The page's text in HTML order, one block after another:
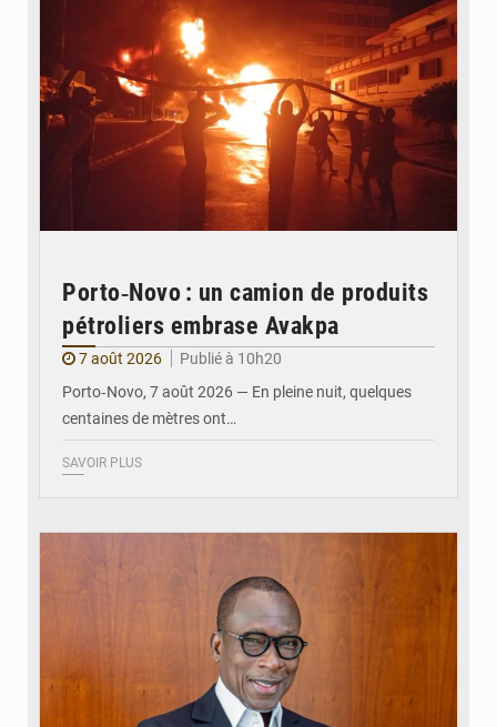
Porto‑Novo : un camion de produits
pétroliers embrase Avakpa
7 août 2026
Publié à 10h20
Porto‑Novo, 7 août 2026 — En pleine nuit, quelques
centaines de mètres ont…
SAVOIR PLUS